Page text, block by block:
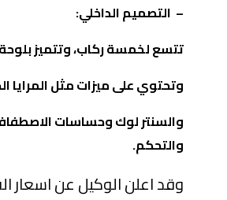
– التصميم الداخلي:
تتسع لخمسة ركاب، وتتميز بلوحة عدادات
وتحتوي على ميزات مثل المرايا
والتحكم.
وقد اعلن الوكيل عن اسعار